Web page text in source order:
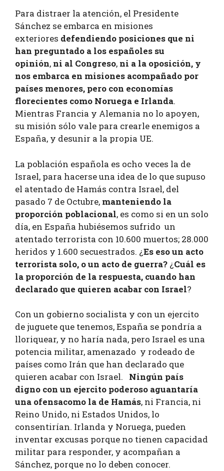
Para distraer la atención, el Presidente
Sánchez se embarca en misiones
exteriores defendiendo posiciones que ni
han preguntado a los españoles su
opinión, ni al Congreso, ni a la oposición, y
nos embarca en misiones acompañado por
países menores, pero con economías
florecientes como Noruega e Irlanda.
Mientras Francia y Alemania no lo apoyen,
su misión sólo vale para crearle enemigos a
España, y desunir a la propia UE.
La población española es ocho veces la de
Israel, para hacerse una idea de lo que supuso
el atentado de Hamás contra Israel, del
pasado 7 de Octubre, manteniendo la
proporción poblacional, es como si en un solo
día, en España hubiésemos sufrido un
atentado terrorista con 10.600 muertos; 28.000
heridos y 1.600 secuestrados. ¿Es eso un acto
terrorista solo, o un acto de guerra? ¿Cuál es
la proporción de la respuesta, cuando han
declarado que quieren acabar con Israel?
Con un gobierno socialista y con un ejercito
de juguete que tenemos, España se pondría a
lloriquear, y no haría nada, pero Israel es una
potencia militar, amenazado y rodeado de
países como Irán que han declarado que
quieren acabar con Israel. Ningún país
digno con un ejercito poderoso aguantaría
una ofensacomo la de Hamás, ni Francia, ni
Reino Unido, ni Estados Unidos, lo
consentirían. Irlanda y Noruega, pueden
inventar excusas porque no tienen capacidad
militar para responder, y acompañan a
Sánchez, porque no lo deben conocer.